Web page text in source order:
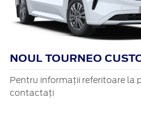
NOUL TOURNEO
Pentru informații referitoare la
contactați